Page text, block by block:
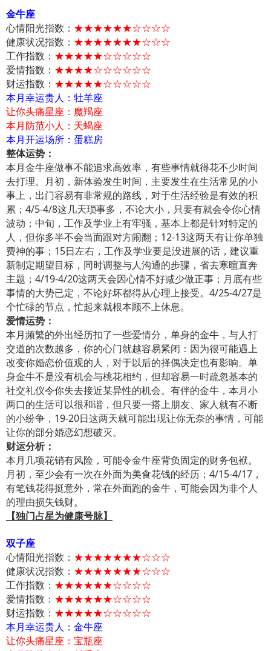
金牛座
心情阳光指数： ★★★★★★☆☆☆☆
健康状况指数： ★★★★★★★☆☆☆
工作指数： ★★★★★☆☆☆☆☆
爱情指数： ★★★★☆☆☆☆☆☆
财运指数： ★★★★★☆☆☆☆☆
本月幸运贵人：牡羊座
让你头痛星座：魔羯座
本月防范小人：天蝎座
本月开运场所：蛋糕房
整体运势：
本月金牛座做事不能追求高效率，有些事情就得花不少时间
去打理。月初，新体验发生时间，主要发生在生活常见的小
事上，出门容易有非常规的路线，对于生活经验是有效的积
累；4/5-4/8这几天琐事多，不论大小，只要有就会令你心情
波动；中旬，工作及学业上有牢骚，基本上都是针对特定的
人，但你多半不会当面跟对方闹翻；12-13这两天有让你单独
费神的事；15日左右，工作及学业要是没进展的话，建议重
新制定期望目标，同时调整与人沟通的步骤，省去寒暄直奔
主题；4/19-4/20这两天会因心情不好减少做正事；月底有些
事情的大势已定，不论好坏都得从心理上接受。4/25-4/27是
个忙碌的节点，忙起来就根本顾不上休息。
爱情运势：
本月频繁的外出经历扣了一些爱情分，单身的金牛，与人打
交道的次数越多，你的心门就越容易紧闭：因为很可能遇上
改变你婚恋价值观的人，对于以后的择偶决定也有影响。单
身金牛不是没有机会与桃花相约，但却容易一时疏忽基本的
社交礼仪令你失去接近某异性的机会。有伴的金牛，本月小
两口的生活可以很和谐，但只要一搭上朋友、家人就有不断
的小纷争，19-20日这两天就可能出现让你无奈的事情，可能
让你的部分婚恋幻想破灭。
财运分析：
本月几项花销有风险，可能令金牛座背负固定的财务包袱。
月初，至少会有一次在外面为美食花钱的经历；4/15-4/17，
有笔钱花得挺意外，常在外面跑的金牛，可能会因为非个人
的理由损失钱财。
【独门占星为健康号脉】
双子座
心情阳光指数： ★★★★★★★☆☆☆
健康状况指数： ★★★★★★★☆☆☆
工作指数： ★★★★★★☆☆☆☆
爱情指数： ★★★★★★☆☆☆☆
财运指数： ★★★★★☆☆☆☆☆
本月幸运贵人：金牛座
让你头痛星座：宝瓶座